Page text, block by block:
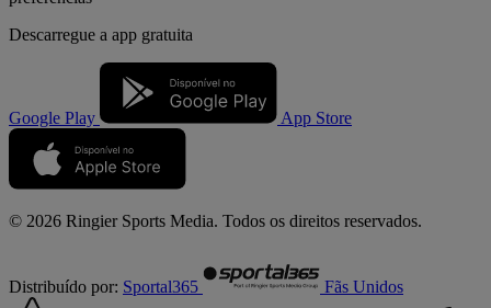
Descarregue a app gratuita
Google Play App Store
© 2026 Ringier Sports Media. Todos os direitos reservados.
Distribuído por: Sportal365 Fãs Unidos